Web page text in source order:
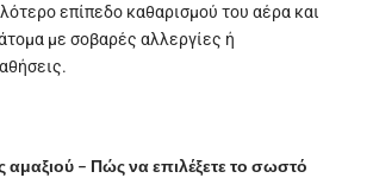
επίπεδο καθαρισμού του αέρα και
με σοβαρές αλλεργίες ή
αμαξιού – Πώς να επιλέξετε το σωστό